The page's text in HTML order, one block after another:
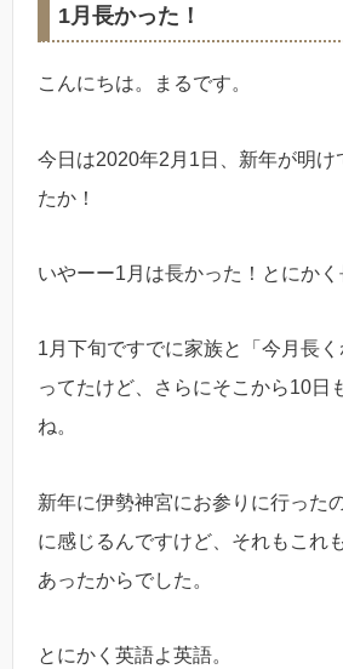
1月長かった！
こんにちは。まるです。
今日は2020年2月1日、新年が明け
たか！
いやーー1月は長かった！とにかく
1月下旬ですでに家族と「今月長
ってたけど、さらにそこから10日
ね。
新年に伊勢神宮にお参りに行った
に感じるんですけど、それもこれ
あったからでした。
とにかく英語よ英語。